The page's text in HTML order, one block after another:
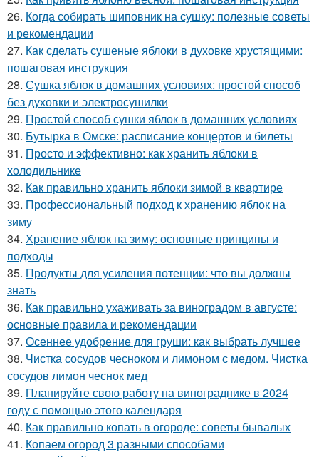
26. Когда собирать шиповник на сушку: полезные советы
и рекомендации
27. Как сделать сушеные яблоки в духовке хрустящими:
пошаговая инструкция
28. Сушка яблок в домашних условиях: простой способ
без духовки и электросушилки
29. Простой способ сушки яблок в домашних условиях
30. Бутырка в Омске: расписание концертов и билеты
31. Просто и эффективно: как хранить яблоки в
холодильнике
32. Как правильно хранить яблоки зимой в квартире
33. Профессиональный подход к хранению яблок на
зиму
34. Хранение яблок на зиму: основные принципы и
подходы
35. Продукты для усиления потенции: что вы должны
знать
36. Как правильно ухаживать за виноградом в августе:
основные правила и рекомендации
37. Осеннее удобрение для груши: как выбрать лучшее
38. Чистка сосудов чесноком и лимоном с медом. Чистка
сосудов лимон чеснок мед
39. Планируйте свою работу на винограднике в 2024
году с помощью этого календаря
40. Как правильно копать в огороде: советы бывалых
41. Копаем огород 3 разными способами